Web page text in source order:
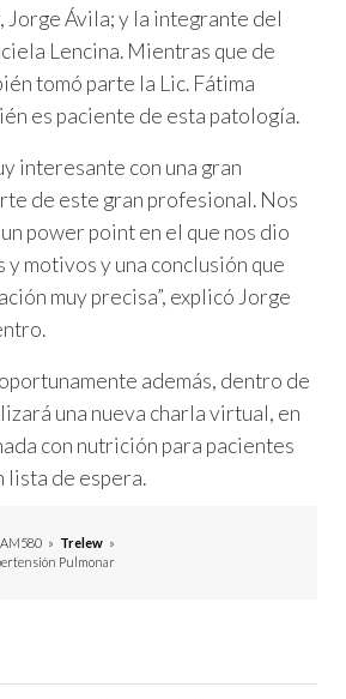
Jorge Ávila; y la integrante del
Lencina. Mientras que de
tomó parte la Lic. Fátima
es paciente de esta patología.
interesante con una gran
de este gran profesional. Nos
power point en el que nos dio
y motivos y una conclusión que
muy precisa”, explicó Jorge
además, dentro de
una nueva charla virtual, en
con nutrición para pacientes
lista de espera.
» Trelew »
Pulmonar